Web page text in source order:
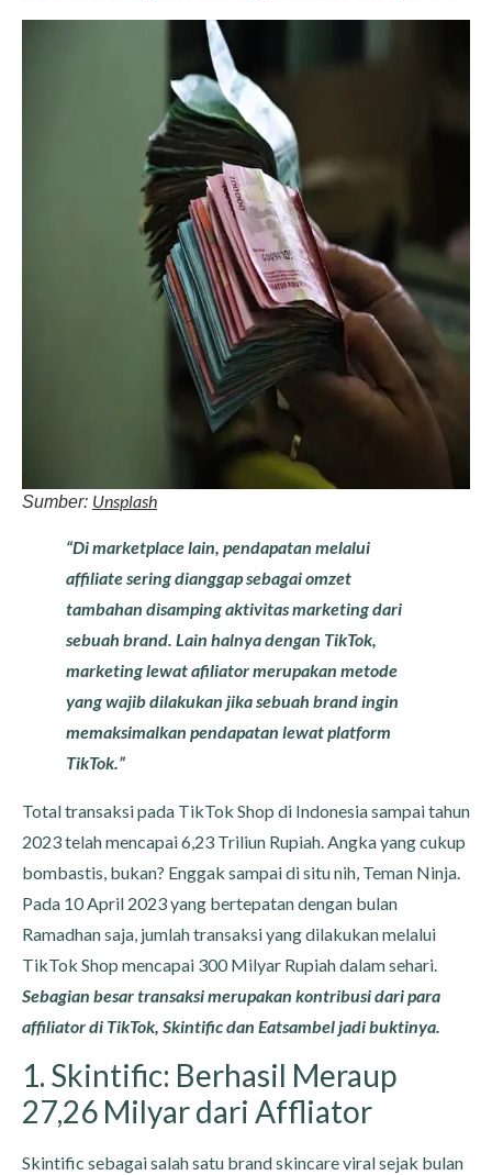
Sumber: Unsplash
“Di marketplace lain, pendapatan melalui
affiliate sering dianggap sebagai omzet
tambahan disamping aktivitas marketing dari
sebuah brand. Lain halnya dengan TikTok,
marketing lewat afiliator merupakan metode
yang wajib dilakukan jika sebuah brand ingin
memaksimalkan pendapatan lewat platform
TikTok.”
Total transaksi pada TikTok Shop di Indonesia sampai tahun
2023 telah mencapai 6,23 Triliun Rupiah. Angka yang cukup
bombastis, bukan? Enggak sampai di situ nih, Teman Ninja.
Pada 10 April 2023 yang bertepatan dengan bulan
Ramadhan saja, jumlah transaksi yang dilakukan melalui
TikTok Shop mencapai 300 Milyar Rupiah dalam sehari.
Sebagian besar transaksi merupakan kontribusi dari para
affiliator di TikTok, Skintific dan Eatsambel jadi buktinya.
1. Skintific: Berhasil Meraup
27,26 Milyar dari Affliator
Skintific sebagai salah satu brand skincare viral sejak bulan